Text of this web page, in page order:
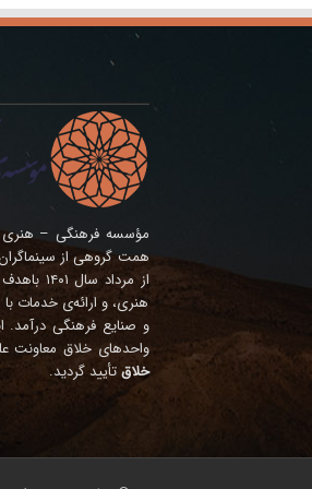
همت گروهی از
از
هنری، و ارائه‌ی خدمات
واحدهای خلاق معاونت
خلاقتأیید گردید.